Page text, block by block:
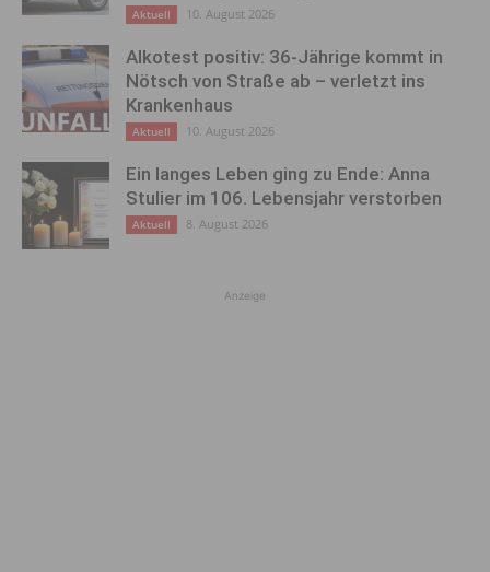
Aktuell 10. August 2026
Alkotest positiv: 36-Jährige kommt in
Nötsch von Straße ab – verletzt ins
Krankenhaus
Aktuell 10. August 2026
Ein langes Leben ging zu Ende: Anna
Stulier im 106. Lebensjahr verstorben
Aktuell 8. August 2026
Anzeige